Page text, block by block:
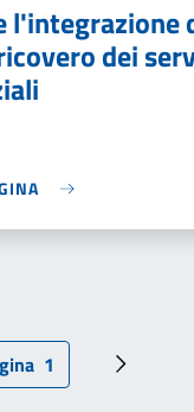
l'integrazione
dei
Pagina attuale
1 Pagina